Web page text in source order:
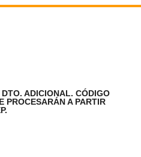
ADICIONAL. CÓDIGO
PROCESARÁN A PARTIR